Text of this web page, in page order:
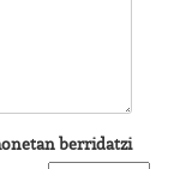
berridatzi